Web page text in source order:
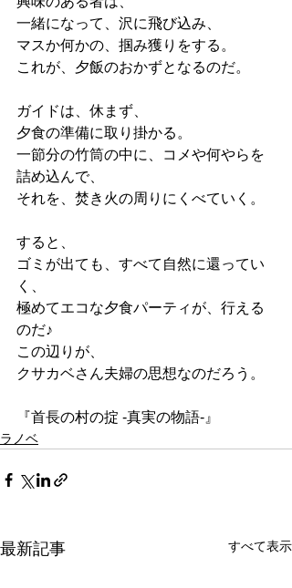
一緒になって、沢に飛び込み、
マスか何かの、掴み獲りをする。
これが、夕飯のおかずとなるのだ。
ガイドは、休まず、
夕食の準備に取り掛かる。
一節分の竹筒の中に、コメや何やらを
詰め込んで、
それを、焚き火の周りにくべていく。
すると、
ゴミが出ても、すべて自然に還ってい
く、
極めてエコな夕食パーティが、行える
のだ♪
この辺りが、
クサカベさん夫婦の思想なのだろう。
『首長の村の掟 -真実の物語-』
ラノベ
最新記事 すべて表示